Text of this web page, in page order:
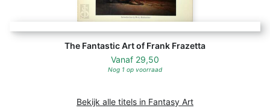
The Fantastic Art of Frank Frazetta
Vanaf 29,50
Nog 1 op voorraad
Bekijk alle titels in Fantasy Art